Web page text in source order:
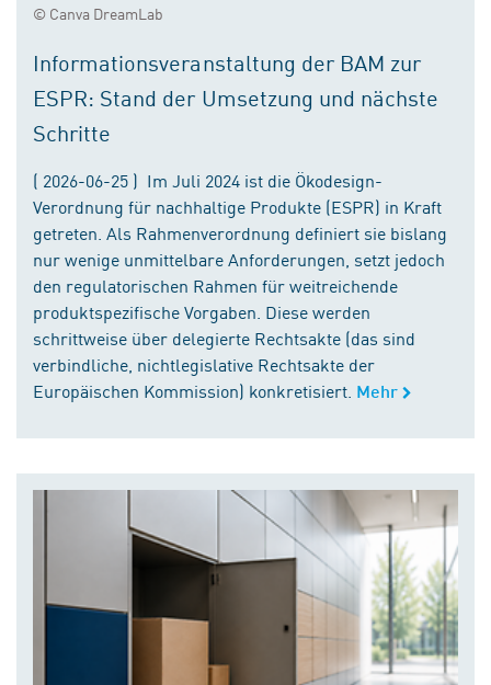
© Canva DreamLab
Informationsveranstaltung der BAM zur
ESPR: Stand der Umsetzung und nächste
Schritte
( 2026-06-25 ) Im Juli 2024 ist die Ökodesign-
Verordnung für nachhaltige Produkte (ESPR) in Kraft
getreten. Als Rahmenverordnung definiert sie bislang
nur wenige unmittelbare Anforderungen, setzt jedoch
den regulatorischen Rahmen für weitreichende
produktspezifische Vorgaben. Diese werden
schrittweise über delegierte Rechtsakte (das sind
verbindliche, nichtlegislative Rechtsakte der
Europäischen Kommission) konkretisiert. Mehr